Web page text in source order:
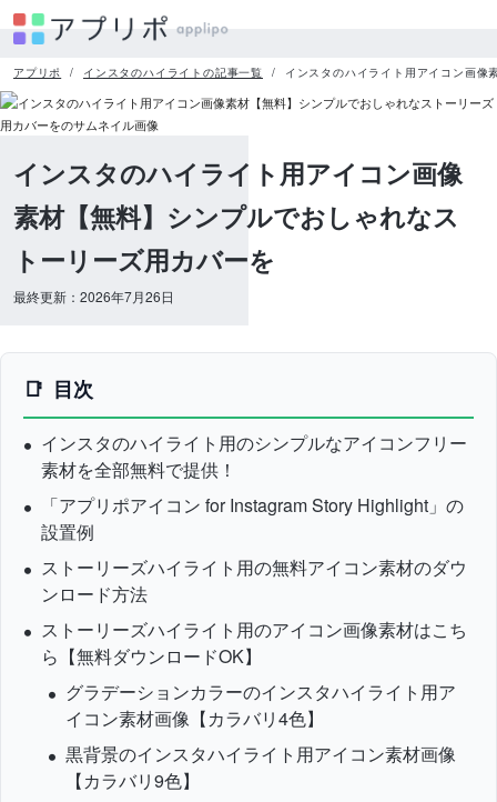
アプリポ インスタのハイライトの記事一覧 インスタのハイライト用アイコン画像
インスタのハイライト用アイコン画像
素材【無料】シンプルでおしゃれなス
トーリーズ用カバーを
最終更新：2026年7月26日
目次
インスタのハイライト用のシンプルなアイコンフリー
素材を全部無料で提供！
「アプリポアイコン for Instagram Story Highlight」の
設置例
ストーリーズハイライト用の無料アイコン素材のダウ
ンロード方法
ストーリーズハイライト用のアイコン画像素材はこち
ら【無料ダウンロードOK】
グラデーションカラーのインスタハイライト用ア
イコン素材画像【カラバリ4色】
黒背景のインスタハイライト用アイコン素材画像
【カラバリ9色】